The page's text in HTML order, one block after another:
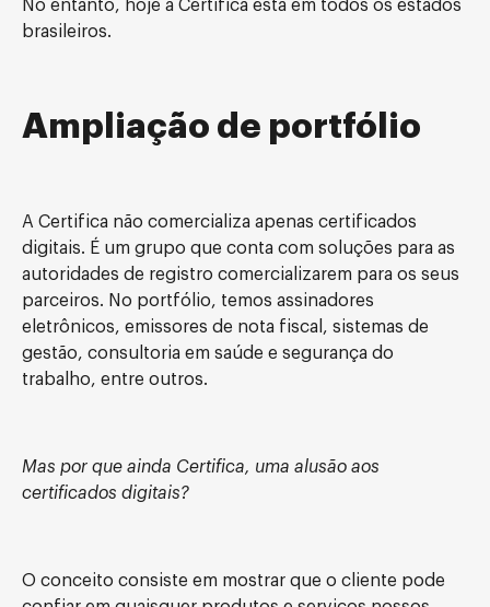
No entanto, hoje a Certifica está em todos os estados
brasileiros.
Ampliação de portfólio
A Certifica não comercializa apenas certificados
digitais. É um grupo que conta com soluções para as
autoridades de registro comercializarem para os seus
parceiros. No portfólio, temos assinadores
eletrônicos, emissores de nota fiscal, sistemas de
gestão, consultoria em saúde e segurança do
trabalho, entre outros.
Mas por que ainda Certifica, uma alusão aos
certificados digitais?
O conceito consiste em mostrar que o cliente pode